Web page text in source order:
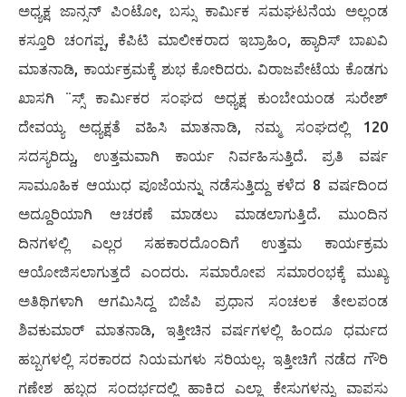
ಅಧ್ಯಕ್ಷ ಜಾನ್ಸನ್ ಪಿಂಟೋ, ಬಸ್ಸು ಕಾರ್ಮಿಕ ಸಮಘಟನೆಯ ಅಲ್ಲಂಡ
ಕಸ್ತೂರಿ ಚಂಗಪ್ಪ, ಕೆಪಿಟಿ ಮಾಲೀಕರಾದ ಇಬ್ರಾಹಿಂ, ಹ್ಯಾರಿಸ್ ಬಾಖವಿ
ಮಾತನಾಡಿ, ಕಾರ್ಯಕ್ರಮಕ್ಕೆ ಶುಭ ಕೋರಿದರು. ವಿರಾಜಪೇಟೆಯ ಕೊಡಗು
ಖಾಸಗಿ ¨ಸ್ಸ್ ಕಾರ್ಮಿಕರ ಸಂಘದ ಅಧ್ಯಕ್ಷ ಕುಂಬೇಯಂಡ ಸುರೇಶ್
ದೇವಯ್ಯ ಅಧ್ಯಕ್ಷತೆ ವಹಿಸಿ ಮಾತನಾಡಿ, ನಮ್ಮ ಸಂಘದಲ್ಲಿ 120
ಸದಸ್ಯರಿದ್ದು, ಉತ್ತಮವಾಗಿ ಕಾರ್ಯ ನಿರ್ವಹಿಸುತ್ತಿದೆ. ಪ್ರತಿ ವರ್ಷ
ಸಾಮೂಹಿಕ ಆಯುಧ ಪೂಜೆಯನ್ನು ನಡೆಸುತ್ತಿದ್ದು ಕಳೆದ 8 ವರ್ಷದಿಂದ
ಅದ್ದೂರಿಯಾಗಿ ಆಚರಣೆ ಮಾಡಲು ಮಾಡಲಾಗುತ್ತಿದೆ. ಮುಂದಿನ
ದಿನಗಳಲ್ಲಿ ಎಲ್ಲರ ಸಹಕಾರದೊಂದಿಗೆ ಉತ್ತಮ ಕಾರ್ಯಕ್ರಮ
ಆಯೋಜಿಸಲಾಗುತ್ತದೆ ಎಂದರು. ಸಮಾರೋಪ ಸಮಾರಂಭಕ್ಕೆ ಮುಖ್ಯ
ಅತಿಥಿಗಳಾಗಿ ಆಗಮಿಸಿದ್ದ ಬಿಜೆಪಿ ಪ್ರಧಾನ ಸಂಚಲಕ ತೇಲಪಂಡ
ಶಿವಕುಮಾರ್ ಮಾತನಾಡಿ, ಇತ್ತೀಚಿನ ವರ್ಷಗಳಲ್ಲಿ ಹಿಂದೂ ಧರ್ಮದ
ಹಬ್ಬಗಳಲ್ಲಿ ಸರಕಾರದ ನಿಯಮಗಳು ಸರಿಯಲ್ಲ. ಇತ್ತೀಚಿಗೆ ನಡೆದ ಗೌರಿ
ಗಣೇಶ ಹಬ್ಬದ ಸಂದರ್ಭದಲ್ಲಿ ಹಾಕಿದ ಎಲ್ಲಾ ಕೇಸುಗಳನ್ನು ವಾಪಸು